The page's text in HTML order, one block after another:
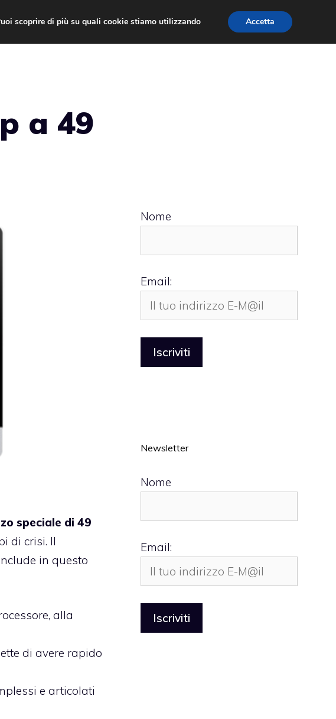
a 49
speciale di 49
di crisi. Il
in questo
alla
di avere rapido
e articolati
Nome
Email:
Newsletter
Nome
Email:
scoprire di più su quali cookie stiamo utilizzando
Accetta